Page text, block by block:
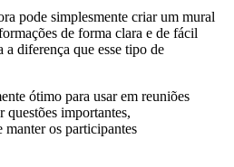
pode simplesmente criar um mural
de forma clara e de fácil
diferença que esse tipo de
ótimo para usar em reuniões
questões importantes,
os participantes